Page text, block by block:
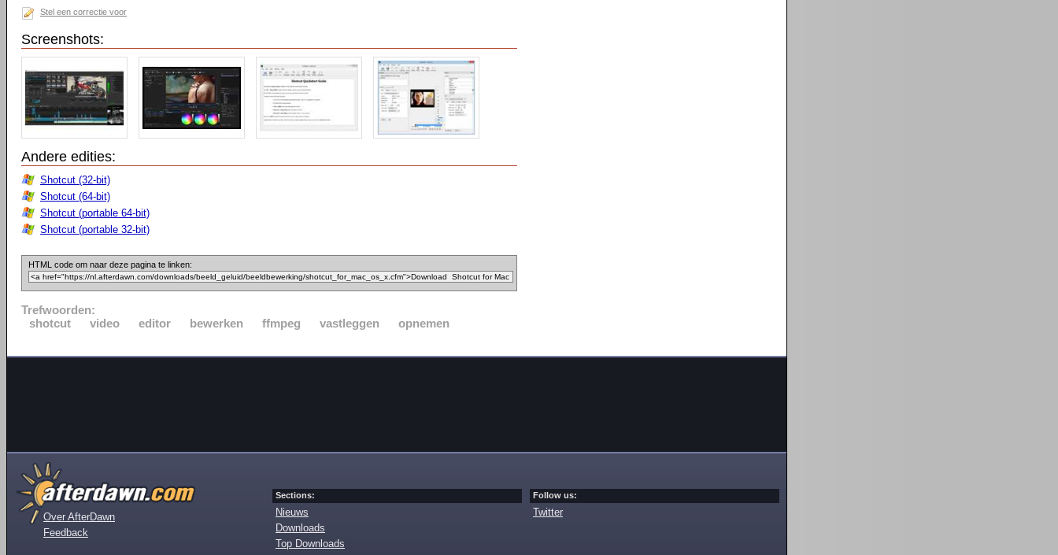
Stel een correctie voor
Screenshots:
Andere edities:
Shotcut (32-bit)
Shotcut (64-bit)
Shotcut (portable 64-bit)
Shotcut (portable 32-bit)
HTML code om naar deze pagina te linken:
Trefwoorden:
shotcut
video editor bewerken ffmpeg vastleggen opnemen
Over AfterDawn
Feedback
Sections:
Nieuws
Downloads
Top Downloads
Follow us:
Twitter